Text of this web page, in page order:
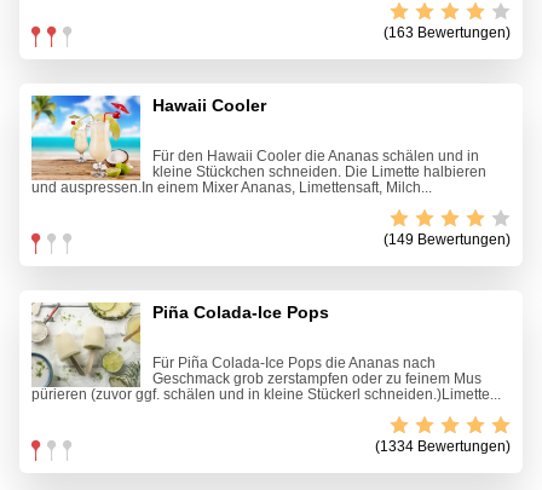
(163 Bewertungen)
Hawaii Cooler
Für den Hawaii Cooler die Ananas schälen und in
kleine Stückchen schneiden. Die Limette halbieren
und auspressen.In einem Mixer Ananas, Limettensaft, Milch...
(149 Bewertungen)
Piña Colada-Ice Pops
Für Piña Colada-Ice Pops die Ananas nach
Geschmack grob zerstampfen oder zu feinem Mus
pürieren (zuvor ggf. schälen und in kleine Stückerl schneiden.)Limette...
(1334 Bewertungen)